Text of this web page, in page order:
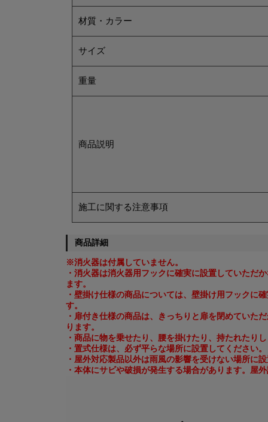
材質・カラー
サイズ
重量
商品説明
施工に関する注意事項
商品詳細
※消火器は付属していません。
・消火器は消火器用フックに確実に設置していただ
ます。
・壁掛け仕様の商品については、壁掛け用フックに
す。
・扉付き仕様の商品は、きっちりと扉を閉めていた
ります。
・商品に物を乗せたり、腰を掛けたり、持たれたり
・置式仕様は、必ず平らな場所に設置してください。
・屋外対応製品以外は雨風の影響を受けない場所に
・本体にサビや破損が発生する場合があります。屋